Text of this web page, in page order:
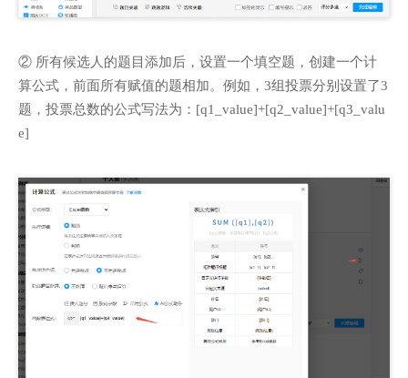
② 所有候选人的题目添加后，设置一个填空题，创建一个计
算公式，前面所有赋值的题相加。例如，3组投票分别设置了3
题，投票总数的公式写法为：[q1_value]+[q2_value]+[q3_valu
e]